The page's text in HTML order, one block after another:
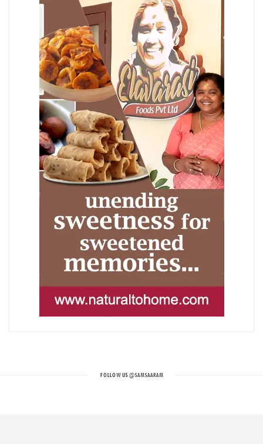
FOLLOW US@SAMSAARAM